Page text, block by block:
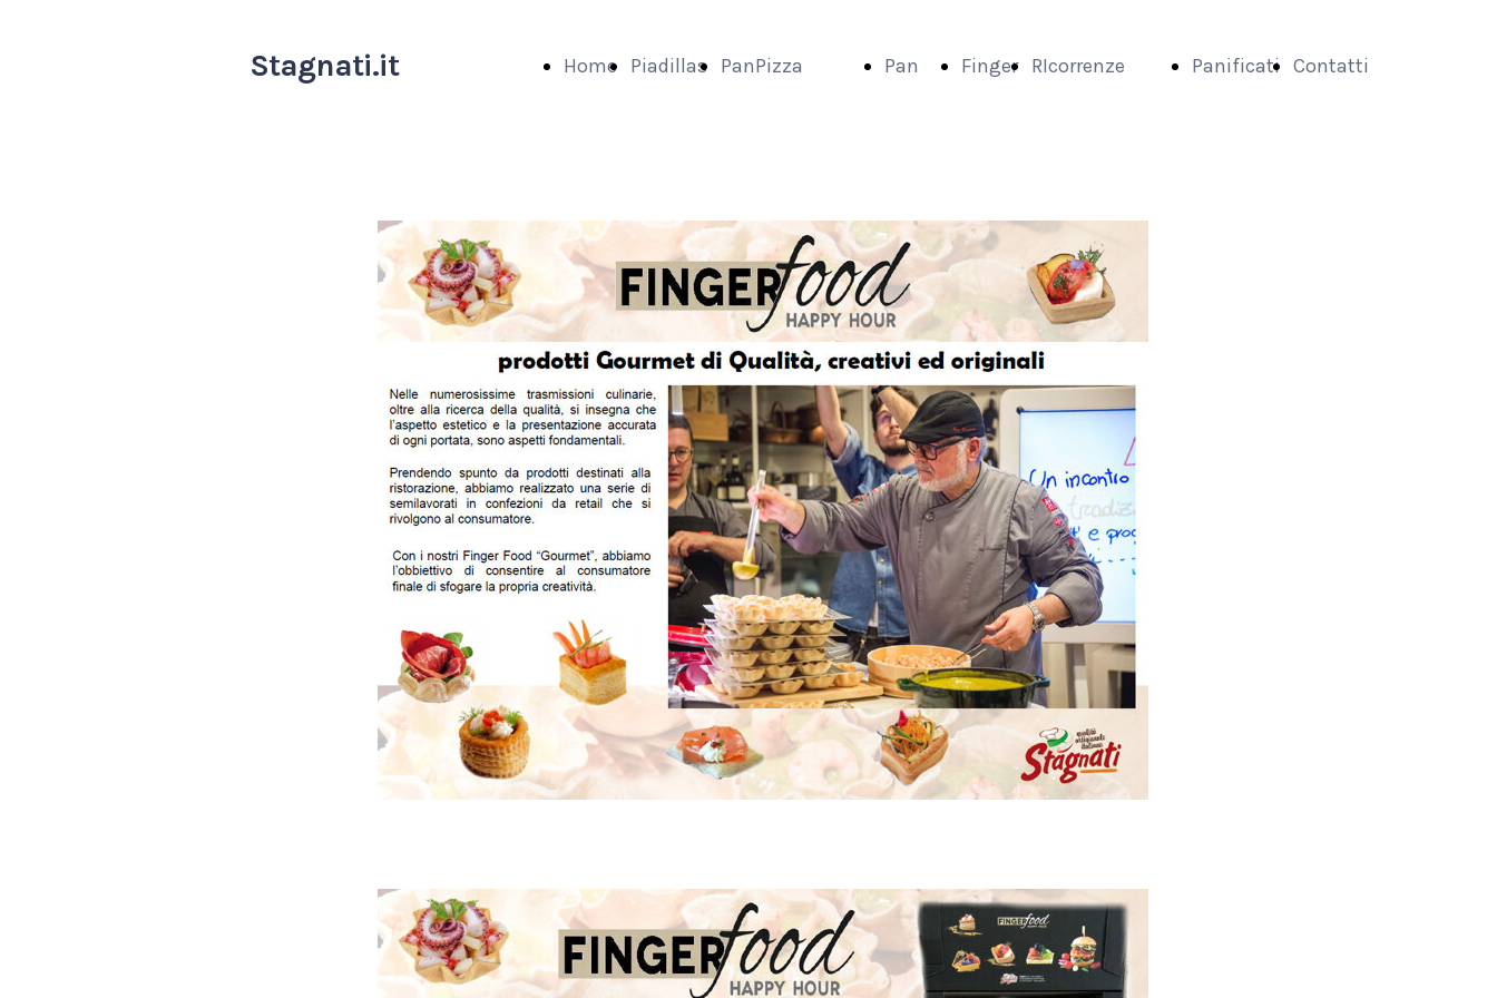
Home Piadillas PanPizza
PanPinsa
il Panino,
PanPinsa
e
BasePizza
Pan Finger RIcorrenze
Carnevale
Panificati Contatti
Stagnati.it